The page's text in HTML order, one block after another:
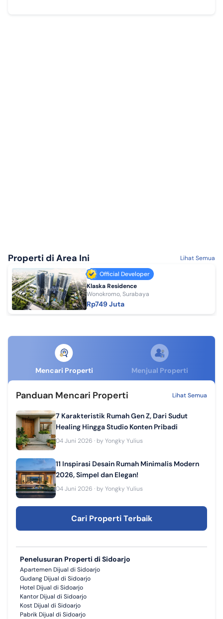
Properti di Area Ini Lihat Semua
Official Developer
Klaska Residence
Wonokromo, Surabaya
Rp749 Juta
Mencari Properti Menjual Properti
Panduan Mencari Properti Lihat Semua
7 Karakteristik Rumah Gen Z, Dari Sudut
Healing Hingga Studio Konten Pribadi
04 Juni 2026 · by Yongky Yulius
11 Inspirasi Desain Rumah Minimalis Modern
2026, Simpel dan Elegan!
04 Juni 2026 · by Yongky Yulius
Cari Properti Terbaik
Penelusuran Properti di Sidoarjo
Apartemen Dijual di Sidoarjo
Gudang Dijual di Sidoarjo
Hotel Dijual di Sidoarjo
Kantor Dijual di Sidoarjo
Kost Dijual di Sidoarjo
Pabrik Dijual di Sidoarjo